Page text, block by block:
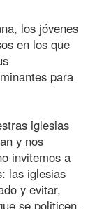
los jóvenes
en los que
para
iglesias
y nos
invitemos a
las iglesias
y evitar,
se politicen.